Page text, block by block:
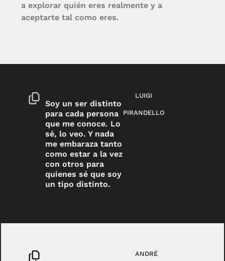
a explorar quién eres realmente y a
aceptarte tal como eres.
Soy un ser distinto
para cada persona
que me conoce. Lo
sé, lo veo. Y nada
me embaraza tanto
como estar a la vez
con otros para
quienes sé que soy
un tipo distinto.
LUIGI
PIRANDELLO
ANDRÉ